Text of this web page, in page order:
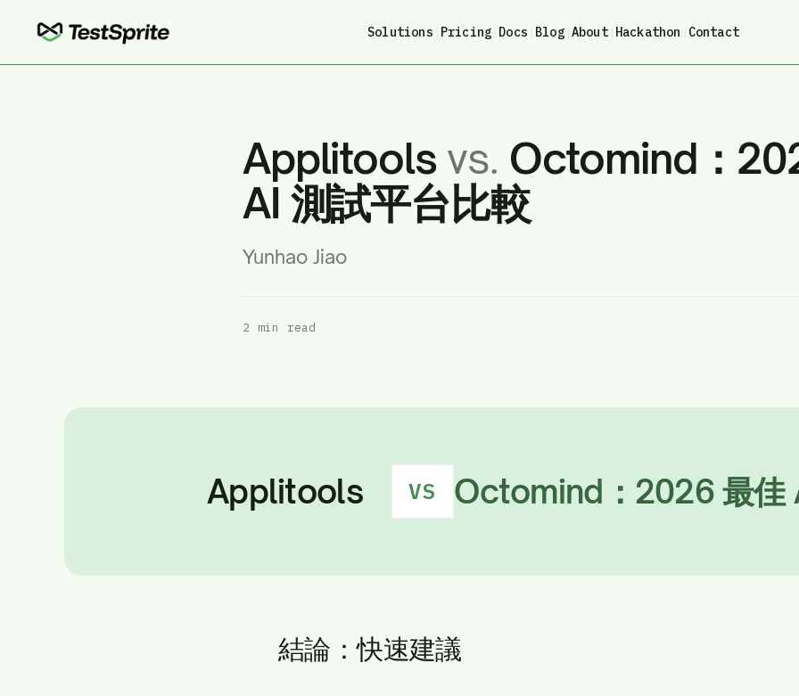
Solutions Pricing Docs Blog| About| Hackathon Contact
Applitools vs. Octomind：
AI 測試平台比較
Yunhao Jiao
2 min read
Applitools VS Octomind：2026 最佳
結論：快速建議